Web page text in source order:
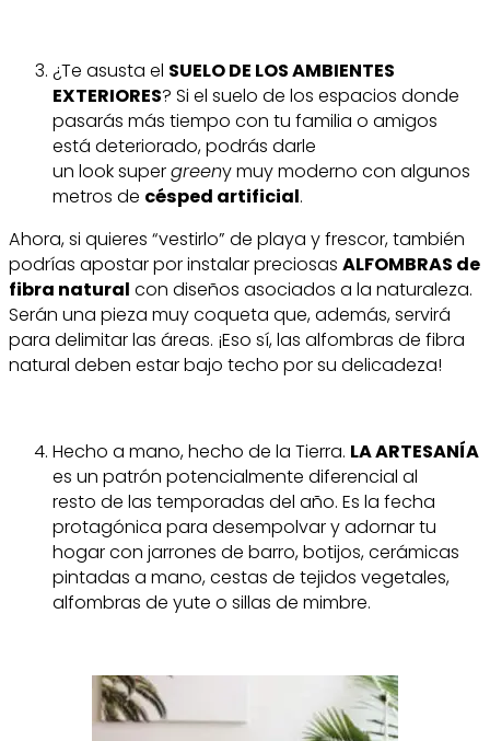
¿Te asusta el SUELO DE LOS AMBIENTES
EXTERIORES? Si el suelo de los espacios donde
pasarás más tiempo con tu familia o amigos
está deteriorado, podrás darle
un look supergreeny muy moderno con algunos
metros de césped artificial.
Ahora, si quieres “vestirlo” de playa y frescor, también
podrías apostar por instalar preciosas ALFOMBRAS de
fibra natural con diseños asociados a la naturaleza.
Serán una pieza muy coqueta que, además, servirá
para delimitar las áreas. ¡Eso sí, las alfombras de fibra
natural deben estar bajo techo por su delicadeza!
Hecho a mano, hecho de la Tierra. LA ARTESANÍA
es un patrón potencialmente diferencial al
resto de las temporadas del año. Es la fecha
protagónica para desempolvar y adornar tu
hogar con jarrones de barro, botijos, cerámicas
pintadas a mano, cestas de tejidos vegetales,
alfombras de yute o sillas de mimbre.